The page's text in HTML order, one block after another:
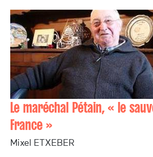
Le maréchal Pétain, « le
France »
Mixel ETXEBER